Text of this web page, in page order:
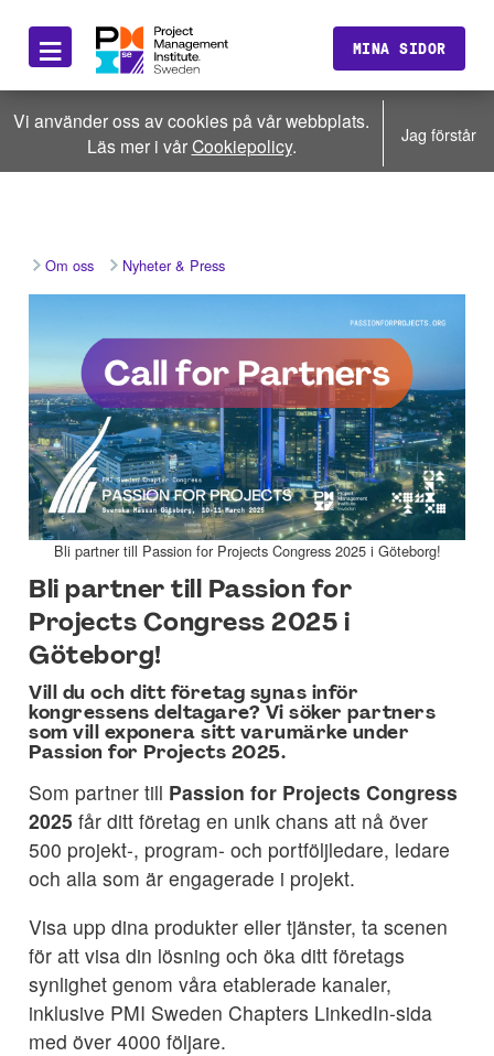
≡ MINA SIDOR
Vi använder oss av cookies på vår webbplats.
Läs mer i vårCookiepolicy. Jag förstår
Om oss Nyheter & Press
Bli partner till Passion for Projects Congress 2025 i Göteborg!
Bli partner till Passion for
Projects Congress 2025 i
Göteborg!
Vill du och ditt företag synas inför
kongressens deltagare? Vi söker partners
som vill exponera sitt varumärke under
Passion for Projects 2025.
Som partner till Passion for Projects Congress
2025 får ditt företag en unik chans att nå över
500 projekt-, program- och portföljledare, ledare
och alla som är engagerade i projekt.
Visa upp dina produkter eller tjänster, ta scenen
för att visa din lösning och öka ditt företags
synlighet genom våra etablerade kanaler,
inklusive PMI Sweden Chapters LinkedIn-sida
med över 4000 följare.